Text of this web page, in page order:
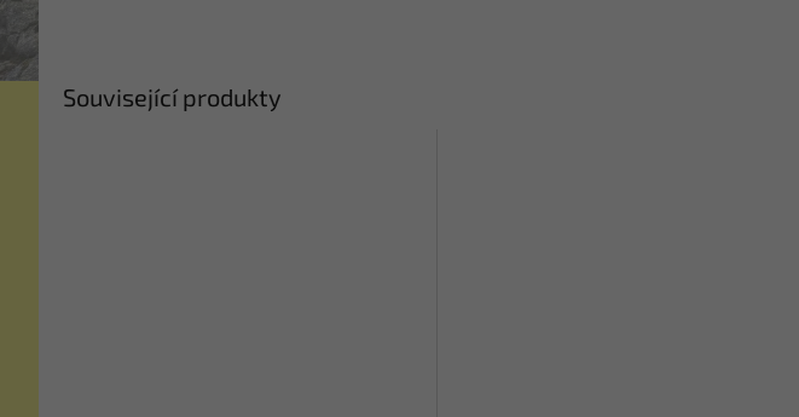
Související produkty